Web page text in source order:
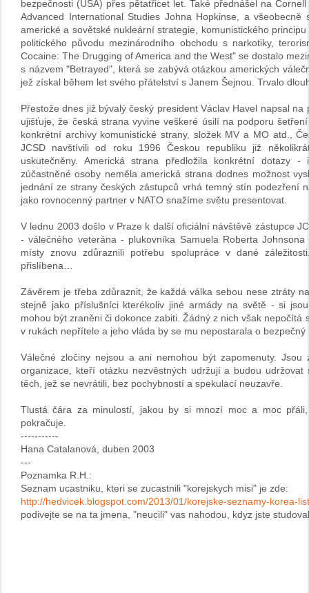
bezpečnosti (USA) přes pětatřicet let. Také přednášel na
Advanced International Studies Johna Hopkinse, a
americké a sovětské nukleární strategie, komunistického
politického původu mezinárodního obchodu s narkotiky,
Cocaine: The Drugging of America and the West" se dostalo
s názvem "Betrayed", která se zabývá otázkou amerických
jež získal během let svého přátelství s Janem Šejnou. Trvalo
Přestože dnes již bývalý český president Václav Havel napsal
ujišťuje, že česká strana vyvine veškeré úsilí na podporu
konkrétní archivy komunistické strany, složek MV a MO atd.,
JCSD navštívili od roku 1996 Českou republiku již
uskutečněny. Americká strana předložila konkrétní dotazy
zúčastněné osoby neměla americká strana dodnes možnost
jednání ze strany českých zástupců vrhá temný stín podezření
jako rovnocenný partner v NATO snažíme světu presentovat.
V lednu 2003 došlo v Praze k další oficiální návštěvě zástupce
- válečného veterána - plukovníka Samuela Roberta
místy znovu zdůraznili potřebu spolupráce v dané
přislíbena…
Závěrem je třeba zdůraznit, že každá válka sebou nese ztráty
stejně jako příslušníci kterékoliv jiné armády na světě - si
mohou být zraněni či dokonce zabiti. Žádný z nich však
v rukách nepřítele a jeho vláda by se mu nepostarala o
Válečné zločiny nejsou a ani nemohou být zapomenuty.
organizace, kteří otázku nezvěstných udržují a budou
těch, jež se nevrátili, bez pochybností a spekulací neuzavře.
Tlustá čára za minulostí, jakou by si mnozí moc a moc
pokračuje.
-----------
Hana Catalanová, duben 2003
---
Poznamka R.H.:
Seznam ucastniku, kteri se zucastnili "korejskych misi" je zde:
http://hedvicek.blogspot.com/2013/01/korejske-seznamy-korea-
podivejte se na ta jmena, "neucili" vas nahodou, kdyz jste